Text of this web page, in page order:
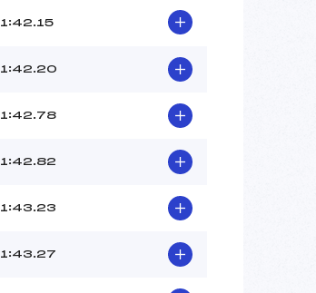
1:42.15
1:42.20
1:42.78
1:42.82
1:43.23
1:43.27